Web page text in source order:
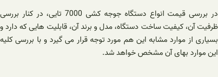
در بررسی قیمت انواع دستگاه جوجه کشی 7000 تایی، در کنار بررسی
ظرفیت آن، کیفیت ساخت دستگاه، مدل و برند آن، قابلیت هایی که دارد و
بسیاری از موارد مشابه این هم مورد توجه قرار می گیرد و با بررسی کلیه
این موارد بهای آن مشخص خواهد شد.